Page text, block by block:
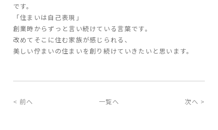
です。
「住まいは自己表現」
創業時からずっと言い続けている言葉です。
改めてそこに住む家族が感じられる、
美しい佇まいの住まいを創り続けていきたいと思います。
< 前へ 一覧へ 次へ >